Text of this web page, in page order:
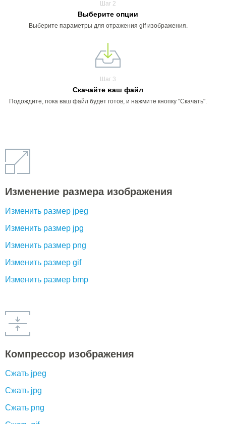
Шаг 2
Выберите опции
Выберите параметры для отражения gif изображения.
Шаг 3
Скачайте ваш файл
Подождите, пока ваш файл будет готов, и нажмите кнопку "Скачать".
Изменение размера изображения
Изменить размер jpeg
Изменить размер jpg
Изменить размер png
Изменить размер gif
Изменить размер bmp
Компрессор изображения
Сжать jpeg
Сжать jpg
Сжать png